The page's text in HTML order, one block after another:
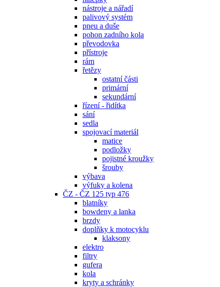
nástroje a nářadí
palivový systém
pneu a duše
pohon zadního kola
převodovka
přístroje
rám
řetězy
ostatní části
primární
sekundární
řízení - řidítka
sání
sedla
spojovací materiál
matice
podložky
pojistné kroužky
šrouby
výbava
výfuky a kolena
ČZ - ČZ 125 typ 476
blatníky
bowdeny a lanka
brzdy
doplňky k motocyklu
klaksony
elektro
filtry
gufera
kola
kryty a schránky